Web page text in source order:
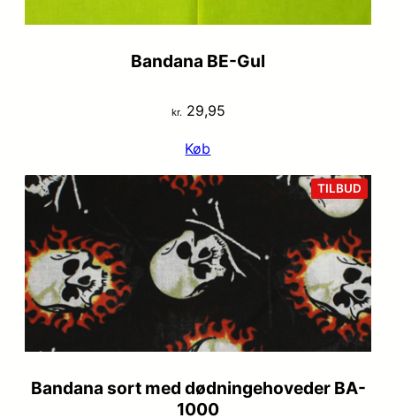
Bandana BE-Gul
kr.29,95
Køb
TILBUD
PÅ
Bandana sort med dødningehoveder BA-
1000